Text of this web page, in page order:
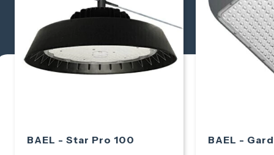
BAEL - Star Pro 100 BAEL -